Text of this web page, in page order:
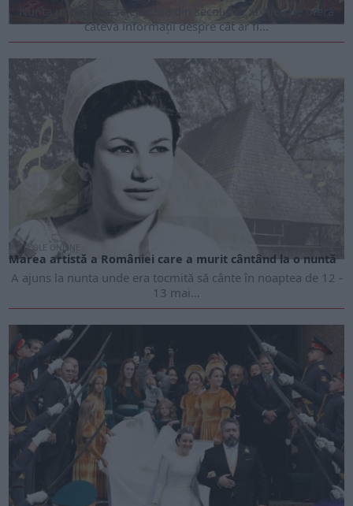
Nunta unei prințese engleze din secolul al XIV-lea ne oferă
câteva informații despre cât ar fi...
ARTICOLE ONLINE
Marea artistă a României care a murit cântând la o nuntă
A ajuns la nunta unde era tocmită să cânte în noaptea de 12 -
13 mai...